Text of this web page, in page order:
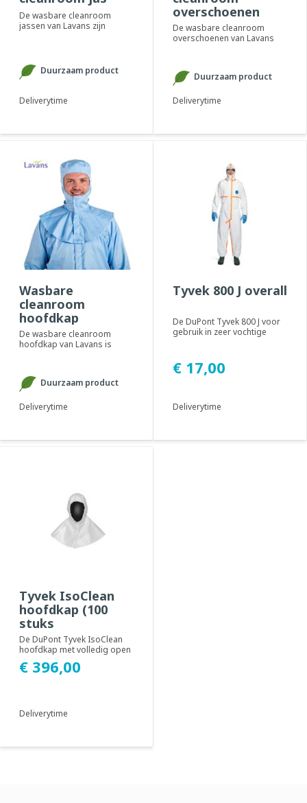
De wasbare cleanroom
jassen van Lavans zijn
Duurzaam product
Deliverytime
overschoenen
De wasbare cleanroom
overschoenen van Lavans
Duurzaam product
Deliverytime
Wasbare
cleanroom
hoofdkap
De wasbare cleanroom
hoofdkap van Lavans is
Duurzaam product
Deliverytime
Tyvek 800 J overall
De DuPont Tyvek 800 J voor
gebruik in zeer vochtige
€ 17,00
Deliverytime
Tyvek IsoClean
hoofdkap (100
stuks
De DuPont Tyvek IsoClean
hoofdkap met volledig open
gezicht. Geadviseerd voor
gebruik in c...
€ 396,00
Deliverytime